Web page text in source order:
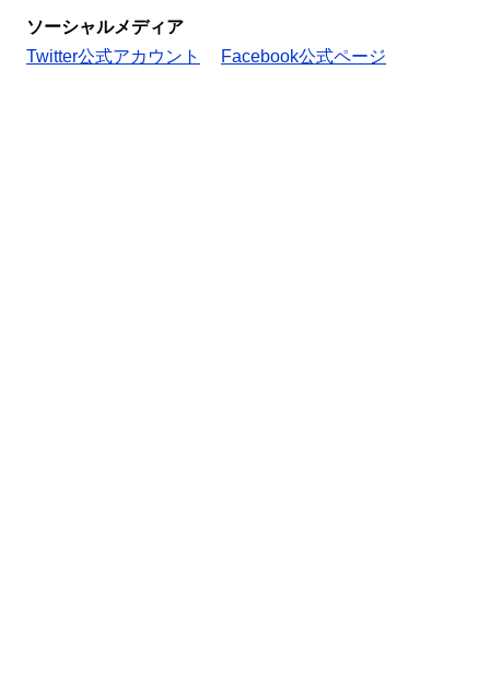
ソーシャルメディア
Twitter公式アカウント
Facebook公式ページ